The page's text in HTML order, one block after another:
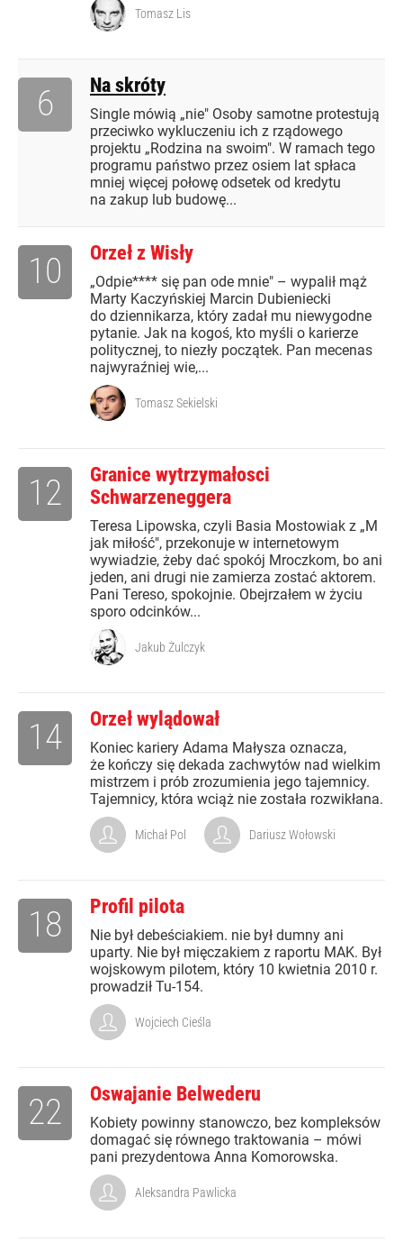
Tomasz Lis
Na skróty
Single mówią „nie" Osoby samotne protestują
przeciwko wykluczeniu ich z rządowego
projektu „Rodzina na swoim". W ramach tego
programu państwo przez osiem lat spłaca
mniej więcej połowę odsetek od kredytu
na zakup lub budowę...
6
Orzeł z Wisły
„Odpie**** się pan ode mnie" – wypalił mąż
Marty Kaczyńskiej Marcin Dubieniecki
do dziennikarza, który zadał mu niewygodne
pytanie. Jak na kogoś, kto myśli o karierze
politycznej, to niezły początek. Pan mecenas
najwyraźniej wie,...
10
Tomasz Sekielski
Granice wytrzymałosci
Schwarzeneggera
Teresa Lipowska, czyli Basia Mostowiak z „M
jak miłość", przekonuje w internetowym
wywiadzie, żeby dać spokój Mroczkom, bo ani
jeden, ani drugi nie zamierza zostać aktorem.
Pani Tereso, spokojnie. Obejrzałem w życiu
sporo odcinków...
12
Jakub Żulczyk
Orzeł wylądował
Koniec kariery Adama Małysza oznacza,
że kończy się dekada zachwytów nad wielkim
mistrzem i prób zrozumienia jego tajemnicy.
Tajemnicy, która wciąż nie została rozwikłana.
14
Michał Pol Dariusz Wołowski
Profil pilota
Nie był debeściakiem. nie był dumny ani
uparty. Nie był mięczakiem z raportu MAK. Był
wojskowym pilotem, który 10 kwietnia 2010 r.
prowadził Tu-154.
18
Wojciech Cieśla
Oswajanie Belwederu
Kobiety powinny stanowczo, bez kompleksów
domagać się równego traktowania – mówi
pani prezydentowa Anna Komorowska.
22
Aleksandra Pawlicka